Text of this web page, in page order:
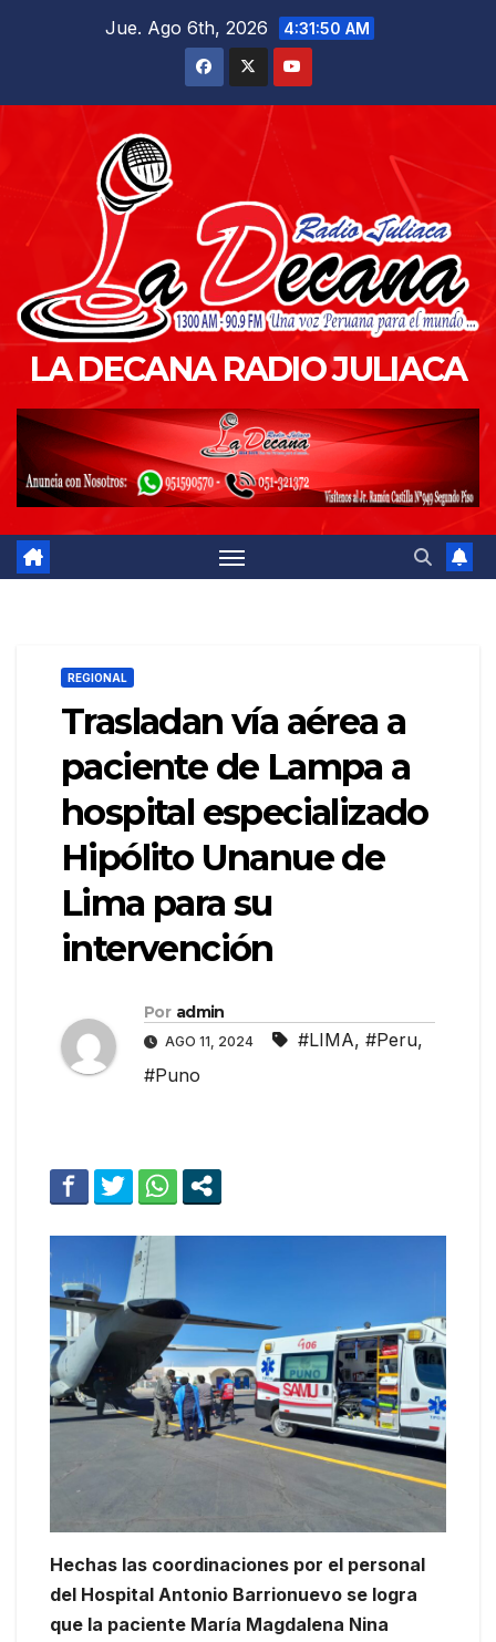
Jue. Ago 6th, 2026 4:31:51 AM
LA DECANA RADIO JULIACA
REGIONAL
Trasladan vía aérea a
paciente de Lampa a
hospital especializado
Hipólito Unanue de
Lima para su
intervención
Por admin
AGO 11, 2024 #LIMA, #Peru,
#Puno
Hechas las coordinaciones por el personal
del Hospital Antonio Barrionuevo se logra
que la paciente María Magdalena Nina